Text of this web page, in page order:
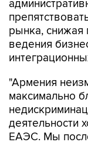
рынка, снижая
ведения
"Армения
деятельности
ЕАЭС. Мы
что